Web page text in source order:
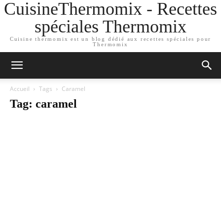
CuisineThermomix - Recettes
spéciales Thermomix
Cuisine thermomix est un blog dédié aux recettes spéciales pour
Thermomix
Accueil Tags Caramel
Tag: caramel